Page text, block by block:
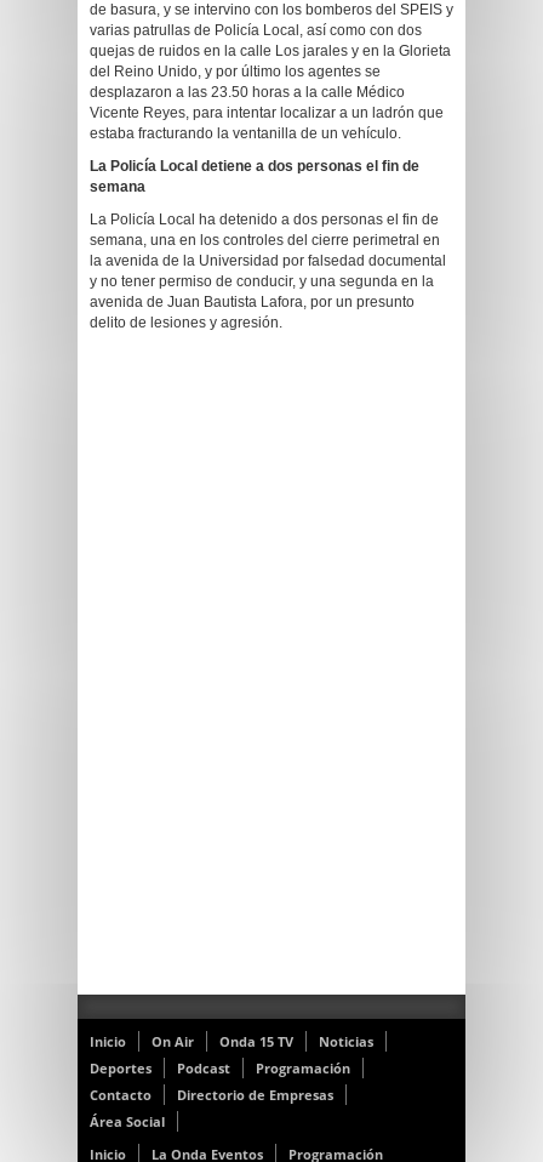
de basura, y se intervino con los bomberos del SPEIS y
varias patrullas de Policía Local, así como con dos
quejas de ruidos en la calle Los jarales y en la Glorieta
del Reino Unido, y por último los agentes se
desplazaron a las 23.50 horas a la calle Médico
Vicente Reyes, para intentar localizar a un ladrón que
estaba fracturando la ventanilla de un vehículo.
La Policía Local detiene a dos personas el fin de
semana
La Policía Local ha detenido a dos personas el fin de
semana, una en los controles del cierre perimetral en
la avenida de la Universidad por falsedad documental
y no tener permiso de conducir, y una segunda en la
avenida de Juan Bautista Lafora, por un presunto
delito de lesiones y agresión.
Inicio On Air Onda 15 TV
Noticias
Deportes
Podcast
Programación
Contacto
Directorio de Empresas
Área Social
Inicio
La Onda Eventos Programación